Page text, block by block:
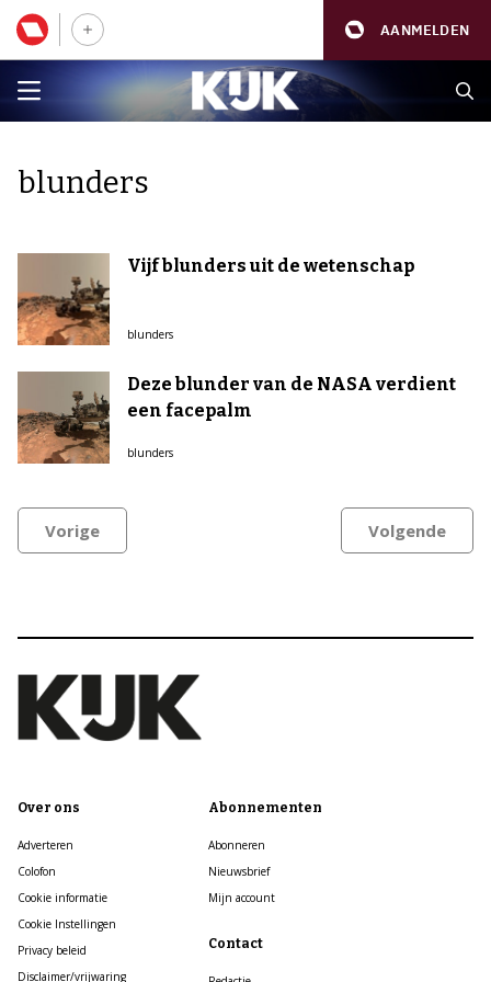
AANMELDEN
blunders
Vijf blunders uit de wetenschap
blunders
Deze blunder van de NASA verdient
een facepalm
blunders
Vorige Volgende
Over ons
Adverteren
Colofon
Cookie informatie
Cookie Instellingen
Privacy beleid
Disclaimer/vrijwaring
Abonnementen
Abonneren
Nieuwsbrief
Mijn account
Contact